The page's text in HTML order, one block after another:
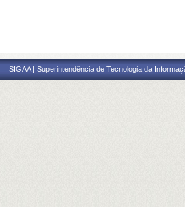
SIGAA | Superintendência de Tecnologia da